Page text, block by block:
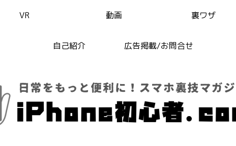
VR 動画 裏ワザ
自己紹介 広告掲載/お問合せ